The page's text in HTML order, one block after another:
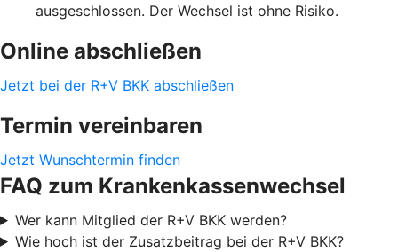
ausgeschlossen. Der Wechsel ist ohne Risiko.
Online abschließen
Jetzt bei der R+V BKK abschließen
Termin vereinbaren
Jetzt Wunschtermin finden
FAQ zum Krankenkassenwechsel
Wer kann Mitglied der R+V BKK werden?
Wie hoch ist der Zusatzbeitrag bei der R+V BKK?